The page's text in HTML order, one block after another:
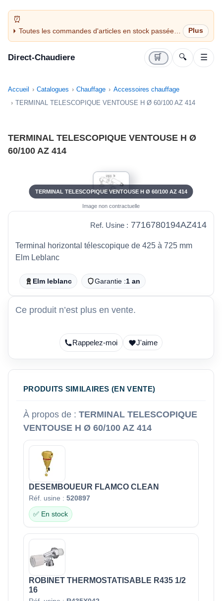
Toutes les commandes d'articles en stock passées
avant 14H sont expédiées le jour même (jours
Direct-Chaudiere 🛒 🔍 ☰
Accueil Catalogues Chauffage
Accessoires chauffage
TERMINAL TELESCOPIQUE VENTOUSE H Ø 60/100 AZ 414
TERMINAL TELESCOPIQUE VENTOUSE H Ø
60/100 AZ 414
TERMINAL TELESCOPIQUE VENTOUSE H Ø 60/100 AZ 414
Image non contractuelle
Ref. Usine : 7716780194AZ414
Terminal horizontal télescopique de 425 à 725 mm
Elm Leblanc
Elm leblanc Garantie :1 an
Ce produit n’est plus en vente.
Rappelez-moi J'aime
PRODUITS SIMILAIRES (EN VENTE)
À propos de : TERMINAL TELESCOPIQUE
VENTOUSE H Ø 60/100 AZ 414
DESEMBOUEUR FLAMCO CLEAN
Réf. usine : 520897
✅ En stock
ROBINET THERMOSTATISABLE R435 1/2
16